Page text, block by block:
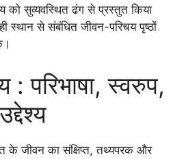
को सुव्यवस्थित ढंग से प्रस्तुत किया
स्थान से संबंधित जीवन-परिचय पृष्ठों
: परिभाषा, स्वरुप,
के जीवन का संक्षिप्त, तथ्यपरक और